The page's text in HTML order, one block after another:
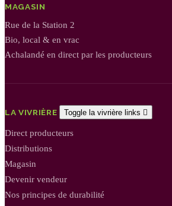
MAGASIN
Rue de la Station 2
Bio, local & en vrac
Achalandé en direct par les producteurs
LA VIVRIÈRE Toggle la vivrière links 
Direct producteurs
Distributions
Magasin
Devenir vendeur
Nos principes de durabilité